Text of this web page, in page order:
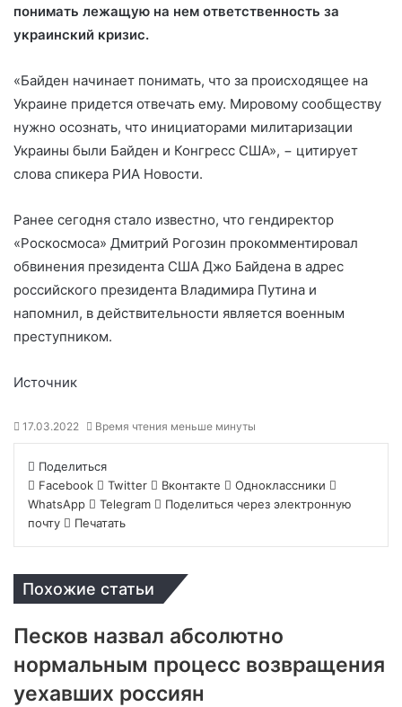
понимать лежащую на нем ответственность за
украинский кризис.
«Байден начинает понимать, что за происходящее на
Украине придется отвечать ему. Мировому сообществу
нужно осознать, что инициаторами милитаризации
Украины были Байден и Конгресс США», − цитирует
слова спикера РИА Новости.
Ранее сегодня стало известно, что гендиректор
«Роскосмоса» Дмитрий Рогозин прокомментировал
обвинения президента США Джо Байдена в адрес
российского президента Владимира Путина и
напомнил, в действительности является военным
преступником.
Источник
17.03.2022 Время чтения меньше минуты
Поделиться
Facebook
Twitter Вконтакте
Одноклассники
WhatsApp
Telegram
Поделиться через электронную
почту
Печатать
Похожие статьи
Песков назвал абсолютно
нормальным процесс возвращения
уехавших россиян